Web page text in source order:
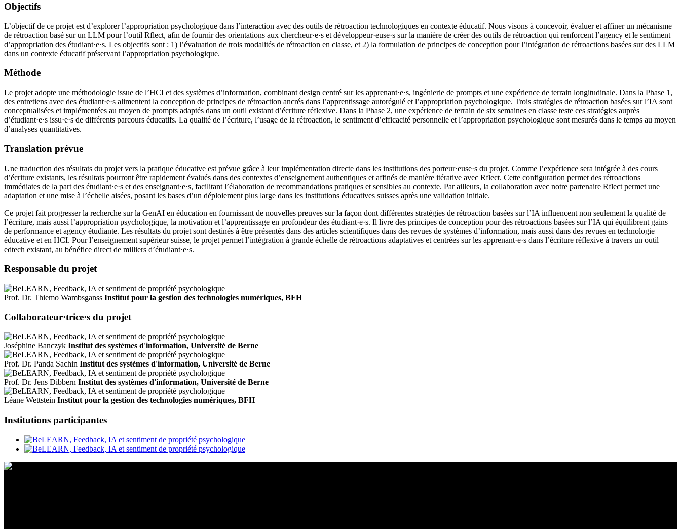
Objectifs
L’objectif de ce projet est d’explorer l’appropriation psychologique dans l’interaction avec des outils de rétroaction technologiques en contexte éducatif. Nous visons à concevoir, évaluer et affiner un mécanisme
de rétroaction basé sur un LLM pour l’outil Rflect, afin de fournir des orientations aux chercheur·e·s et développeur·euse·s sur la manière de créer des outils de rétroaction qui renforcent l’agency et le sentiment
d’appropriation des étudiant·e·s. Les objectifs sont : 1) l’évaluation de trois modalités de rétroaction en classe, et 2) la formulation de principes de conception pour l’intégration de rétroactions basées sur des LLM
dans un contexte éducatif préservant l’appropriation psychologique.
Méthode
Le projet adopte une méthodologie issue de l’HCI et des systèmes d’information, combinant design centré sur les apprenant·e·s, ingénierie de prompts et une expérience de terrain longitudinale. Dans la Phase 1,
des entretiens avec des étudiant·e·s alimentent la conception de principes de rétroaction ancrés dans l’apprentissage autorégulé et l’appropriation psychologique. Trois stratégies de rétroaction basées sur l’IA sont
conceptualisées et implémentées au moyen de prompts adaptés dans un outil existant d’écriture réflexive. Dans la Phase 2, une expérience de terrain de six semaines en classe teste ces stratégies auprès
d’étudiant·e·s issu·e·s de différents parcours éducatifs. La qualité de l’écriture, l’usage de la rétroaction, le sentiment d’efficacité personnelle et l’appropriation psychologique sont mesurés dans le temps au moyen
d’analyses quantitatives.
Translation prévue
Une traduction des résultats du projet vers la pratique éducative est prévue grâce à leur implémentation directe dans les institutions des porteur·euse·s du projet. Comme l’expérience sera intégrée à des cours
d’écriture existants, les résultats pourront être rapidement évalués dans des contextes d’enseignement authentiques et affinés de manière itérative avec Rflect. Cette configuration permet des rétroactions
immédiates de la part des étudiant·e·s et des enseignant·e·s, facilitant l’élaboration de recommandations pratiques et sensibles au contexte. Par ailleurs, la collaboration avec notre partenaire Rflect permet une
adaptation et une mise à l’échelle aisées, posant les bases d’un déploiement plus large dans les institutions éducatives suisses après une validation initiale.
Ce projet fait progresser la recherche sur la GenAI en éducation en fournissant de nouvelles preuves sur la façon dont différentes stratégies de rétroaction basées sur l’IA influencent non seulement la qualité de
l’écriture, mais aussi l’appropriation psychologique, la motivation et l’apprentissage en profondeur des étudiant·e·s. Il livre des principes de conception pour des rétroactions basées sur l’IA qui équilibrent gains
de performance et agency étudiante. Les résultats du projet sont destinés à être présentés dans des articles scientifiques dans des revues de systèmes d’information, mais aussi dans des revues en technologie
éducative et en HCI. Pour l’enseignement supérieur suisse, le projet permet l’intégration à grande échelle de rétroactions adaptatives et centrées sur les apprenant·e·s dans l’écriture réflexive à travers un outil
edtech existant, au bénéfice direct de milliers d’étudiant·e·s.
Responsable du projet
Prof. Dr. Thiemo Wambsganss Institut pour la gestion des technologies numériques, BFH
Collaborateur·trice·s du projet
Joséphine Banczyk Institut des systèmes d'information, Université de Berne
Prof. Dr. Panda Sachin Institut des systèmes d'information, Université de Berne
Prof. Dr. Jens Dibbern Institut des systèmes d'information, Université de Berne
Léane Wettstein Institut pour la gestion des technologies numériques, BFH
Institutions participantes